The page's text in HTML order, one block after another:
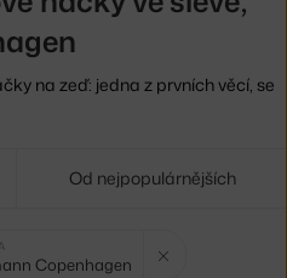
na zeď: jedna z prvních věcí, se
Od nejpopulárnějších
Copenhagen